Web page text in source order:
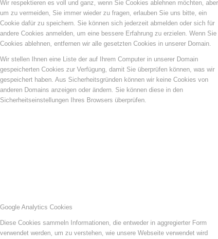
Wir respektieren es voll und ganz, wenn Sie Cookies ablehnen möchten, aber
um zu vermeiden, Sie immer wieder zu fragen, erlauben Sie uns bitte, ein
Cookie dafür zu speichern. Sie können sich jederzeit abmelden oder sich für
andere Cookies anmelden, um eine bessere Erfahrung zu erzielen. Wenn Sie
Cookies ablehnen, entfernen wir alle gesetzten Cookies in unserer Domain.
Wir stellen Ihnen eine Liste der auf Ihrem Computer in unserer Domain
gespeicherten Cookies zur Verfügung, damit Sie überprüfen können, was wir
gespeichert haben. Aus Sicherheitsgründen können wir keine Cookies von
anderen Domains anzeigen oder ändern. Sie können diese in den
Sicherheitseinstellungen Ihres Browsers überprüfen.
Google Analytics Cookies
Diese Cookies sammeln Informationen, die entweder in aggregierter Form
verwendet werden, um zu verstehen, wie unsere Webseite verwendet wird